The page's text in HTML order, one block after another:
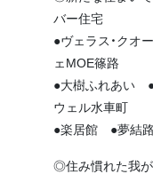
バー住宅
●ヴェラス・ク
ェMOE篠路
●大樹ふれあい
ウェル水車町
●楽居館 ●夢結路
◎住み慣れた我